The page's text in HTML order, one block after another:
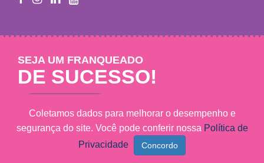
SEJA UM FRANQUEADO
DE SUCESSO!
Saiba mais
Mary Help - © 2011 - 2026 - Todos os direitos reservados
Coletamos dados para melhorar o desempenho e
segurança do site. Você pode conferir nossa Política de
Privacidade